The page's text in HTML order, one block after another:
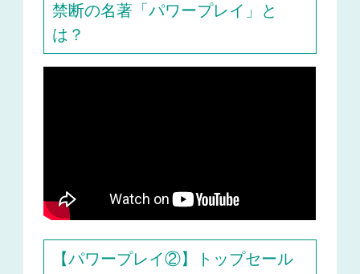
禁断の名著「パワープレイ」と
は？
【パワープレイ②】トップセール